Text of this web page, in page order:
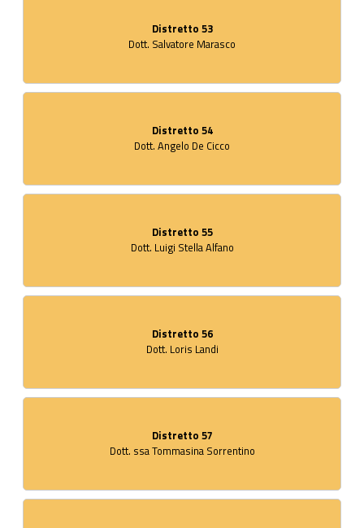
Distretto 53
Dott. Salvatore Marasco
Distretto 54
Dott. Angelo De Cicco
Distretto 55
Dott. Luigi Stella Alfano
Distretto 56
Dott. Loris Landi
Distretto 57
Dott. ssa Tommasina Sorrentino